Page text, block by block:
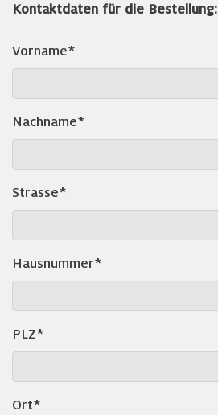
Kontaktdaten für die Bestellung:
Vorname*
Nachname*
Strasse*
Hausnummer*
PLZ*
Ort*